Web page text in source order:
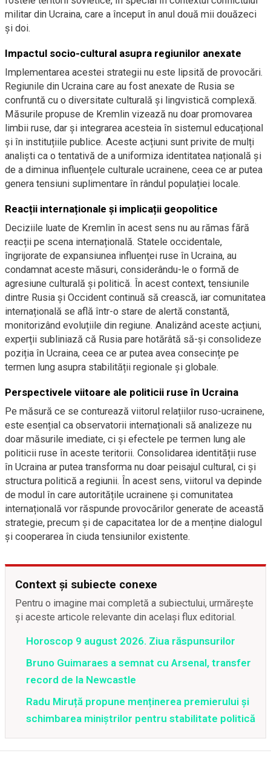
militar din Ucraina, care a început în anul două mii douăzeci
și doi.
Impactul socio-cultural asupra regiunilor anexate
Implementarea acestei strategii nu este lipsită de provocări.
Regiunile din Ucraina care au fost anexate de Rusia se
confruntă cu o diversitate culturală și lingvistică complexă.
Măsurile propuse de Kremlin vizează nu doar promovarea
limbii ruse, dar și integrarea acesteia în sistemul educațional
și în instituțiile publice. Aceste acțiuni sunt privite de mulți
analiști ca o tentativă de a uniformiza identitatea națională și
de a diminua influențele culturale ucrainene, ceea ce ar putea
genera tensiuni suplimentare în rândul populației locale.
Reacții internaționale și implicații geopolitice
Deciziile luate de Kremlin în acest sens nu au rămas fără
reacții pe scena internațională. Statele occidentale,
îngrijorate de expansiunea influenței ruse în Ucraina, au
condamnat aceste măsuri, considerându-le o formă de
agresiune culturală și politică. În acest context, tensiunile
dintre Rusia și Occident continuă să crească, iar comunitatea
internațională se află într-o stare de alertă constantă,
monitorizând evoluțiile din regiune. Analizând aceste acțiuni,
experții subliniază că Rusia pare hotărâtă să-și consolideze
poziția în Ucraina, ceea ce ar putea avea consecințe pe
termen lung asupra stabilității regionale și globale.
Perspectivele viitoare ale politicii ruse în Ucraina
Pe măsură ce se conturează viitorul relațiilor ruso-ucrainene,
este esențial ca observatorii internaționali să analizeze nu
doar măsurile imediate, ci și efectele pe termen lung ale
politicii ruse în aceste teritorii. Consolidarea identității ruse
în Ucraina ar putea transforma nu doar peisajul cultural, ci și
structura politică a regiunii. În acest sens, viitorul va depinde
de modul în care autoritățile ucrainene și comunitatea
internațională vor răspunde provocărilor generate de această
strategie, precum și de capacitatea lor de a menține dialogul
și cooperarea în ciuda tensiunilor existente.
Context și subiecte conexe
Pentru o imagine mai completă a subiectului, urmărește
și aceste articole relevante din același flux editorial.
Horoscop 9 august 2026. Ziua răspunsurilor
Bruno Guimaraes a semnat cu Arsenal, transfer
record de la Newcastle
Radu Miruță propune menținerea premierului și
schimbarea miniștrilor pentru stabilitate politică